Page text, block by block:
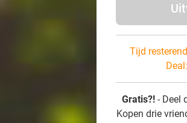
Tijd
Deal:
Gratis?! - Deel
Kopen drie